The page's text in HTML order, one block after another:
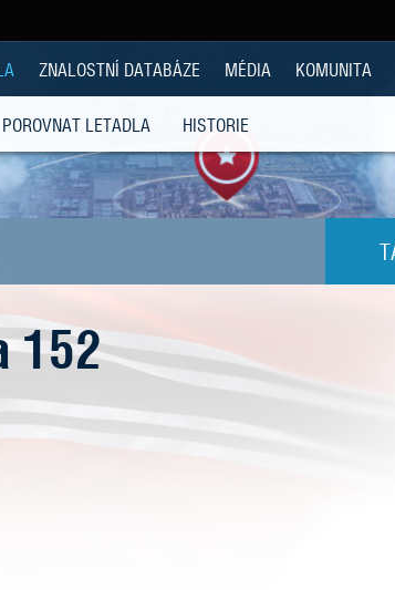
ZNALOSTNÍ DATABÁZE MÉDIA KOMUNITA
POROVNAT LETADLA HISTORIE
152